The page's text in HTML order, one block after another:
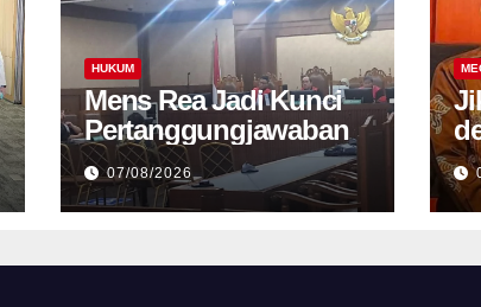
HUKUM
Mens Rea Jadi Kunci
Pertanggungjawaban
07/08/2026